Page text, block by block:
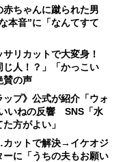
赤ちゃんに蹴られた男
音”に「なんてすて
サリカットで大変身！
じ人！？」「かっこい
賛の声
プ》公式が紹介「ウォ
いねの反響 SNS「水
方がよい」
ットで解決→イケオジ
に「うちの夫もお願い